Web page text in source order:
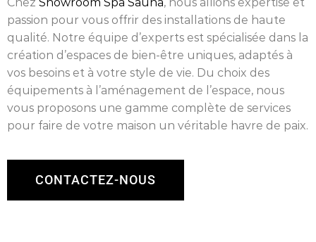
passion pour vous offrir des installations de haute
qualité. Notre équipe d’experts est spécialisée dans la
création d’espaces de bien-être uniques, adaptés à
vos besoins et à votre style de vie. Du choix des
équipements à l’aménagement de l’espace, nous
vous proposons une gamme complète de services
pour faire de votre maison un véritable havre de paix.
CONTACTEZ-NOUS